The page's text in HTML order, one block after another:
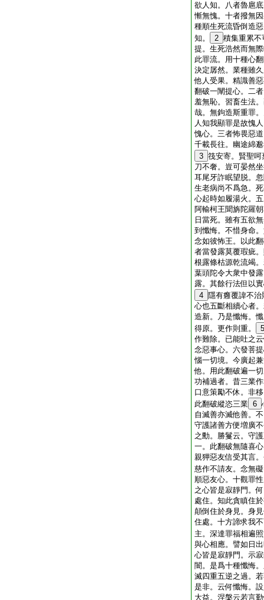
欲人知。八者魯扈
慚無愧。十者撥無
種順生死流昏倒造
知。
2 積集重累不
提。生死浩然而無
此罪流。用十種心
決定孱然。業種雖
他人受果。精識善
翻破一闡提心。二
羞無恥。習畜生法
哉。無鉤造斯重罪
人知我顯罪是故愧
愧心。三者怖畏惡
千載長往。幽途綿
3 筏安寄。賢聖
刀不奢。豈可晏然
耳尾牙詐眠望脱。
生老病尚不爲急。
心起時如履湯火。
阿輸柯王聞旃陀羅
日當死。雖有五欲
到懺悔。不惜身命
念如彼怖王。以此
者當發露莫覆瑕疵
根露條枯源乾流竭
葉頭陀令大衆中發
露。其餘行法但以
4 隱有癰覆諱不
心也五斷相續心者
造新。乃是懺悔。
得原。更作則重。
5
作難除。已能吐之
念惡事心。六發菩
惱一切境。今廣起
他。用此翻破遍一
功補過者。昔三業
口意策勵不休。非
此翻破縱恣三業 6
自滅善亦滅他善。
守護諸善方便増廣
之勳。勝鬘云。守
一。此翻破無隨喜
親狎惡友信受其言
慈作不請友。念無
順惡友心。十觀罪
之心皆是寂靜門。
處住。知此貪瞋住
顛倒住於身見。身
住處。十方諦求我
主。深達罪福相遍
與心相應。譬如日
心皆是寂靜門。示
闇。是爲十種懺悔
滅四重五逆之過。
是非。云何懺悔。
大益。涅槃云若言